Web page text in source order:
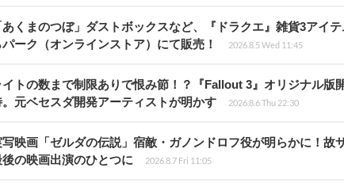
あくまのつぼ」ダストボックスなど、『ドラクエ』雑貨3アイ
パーク（オンラインストア）にて販売！
2026.8.5 Wed 11:45
イトの数まで制限ありで恨み節！？『Fallout 3』オリジナル版
。元ベセスダ開発アーティストが明かす
2026.8.6 Thu 22:30
写映画「ゼルダの伝説」宿敵・ガノンドロフ役が明らかに！故
後の映画出演のひとつに
2026.8.7 Fri 11:05